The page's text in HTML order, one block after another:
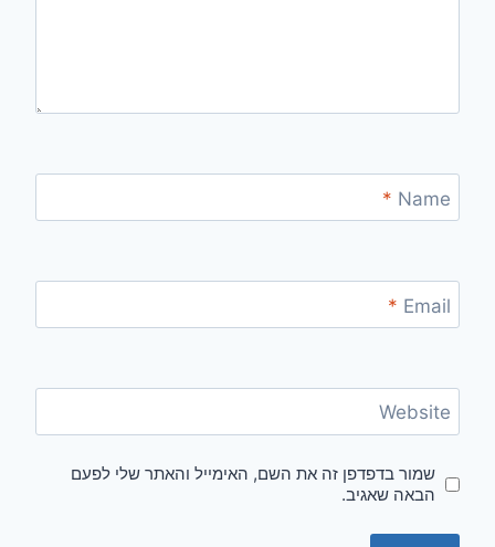
Name
*
Email
*
Website
שמור בדפדפן זה את השם, האימייל והאתר שלי לפעם
הבאה שאגיב.